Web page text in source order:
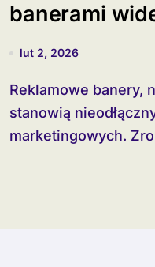
banerami
lut 2, 2026
Reklamowe banery, niezależnie od formatu,
stanowią
marketingowych.